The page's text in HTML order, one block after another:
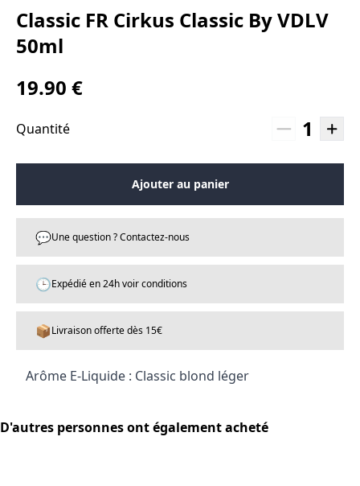
Classic FR Cirkus Classic By VDLV
50ml
19.90 €
Quantité 1
Ajouter au panier
💬Une question ? Contactez-nous
🕒Expédié en 24h voir conditions
📦Livraison offerte dès 15€
Arôme E-Liquide : Classic blond léger
D'autres personnes ont également acheté